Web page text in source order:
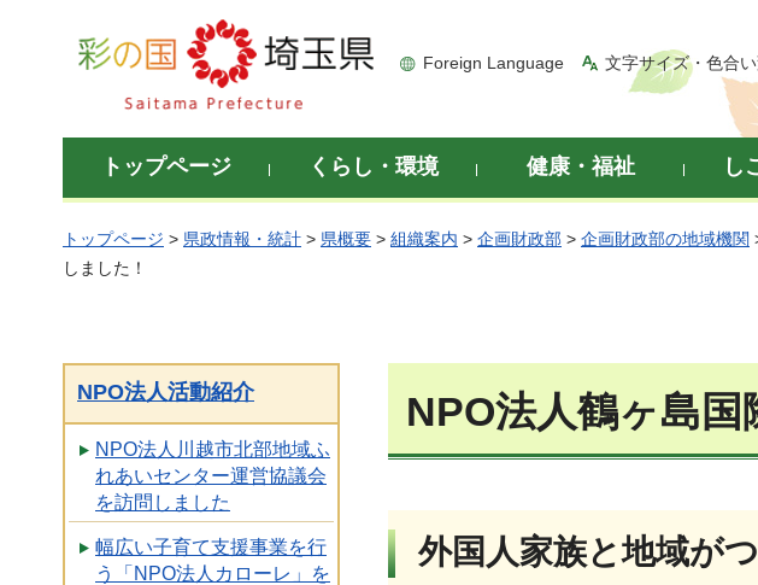
彩の国 埼玉県
Foreign Language 文字サイズ・色合
トップページ くらし・環境 健康・福祉 し
トップページ > 県政情報・統計 > 県概要 > 組織案内 > 企画財政部 > 企画財政部の地域機関
しました！
NPO法人活動紹介
NPO法人川越市北部地域ふ
れあいセンター運営協議会
を訪問しました
幅広い子育て支援事業を行
う「NPO法人カローレ」を
NPO法人鶴ヶ島国
外国人家族と地域が